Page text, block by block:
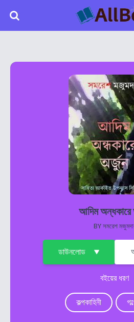
আদিম অন্ধকারে
BYসমরেশ
ডাউনলোড
বইয়ের ধরণ
কল্পকাহিনী